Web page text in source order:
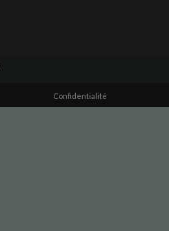
Confidentialité